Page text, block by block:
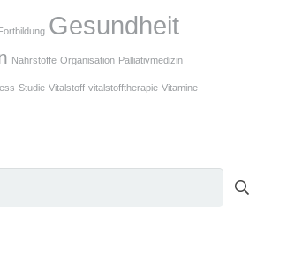
Gesundheit
Nährstoffe Organisation Palliativmedizin
Studie Vitalstoff vitalstofftherapie Vitamine